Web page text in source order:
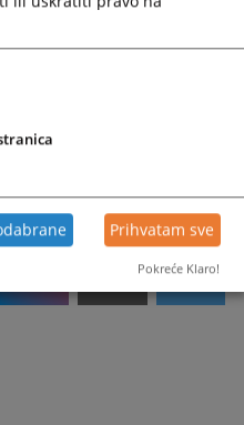
Prihvatam sve
Pokreće Klaro!